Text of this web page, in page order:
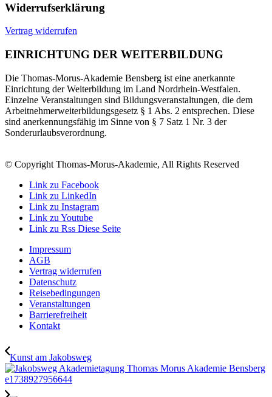
Widerrufserklärung
Vertrag widerrufen
EINRICHTUNG DER WEITERBILDUNG
Die Thomas-Morus-Akademie Bensberg ist eine anerkannte
Einrichtung der Weiterbildung im Land Nordrhein-Westfalen.
Einzelne Veranstaltungen sind Bildungsveranstaltungen, die dem
Arbeitnehmerweiterbildungsgesetz § 1 Abs. 2 entsprechen. Diese
sind anerkennungsfähig im Sinne von § 7 Satz 1 Nr. 3 der
Sonderurlaubsverordnung.
© Copyright Thomas-Morus-Akademie, All Rights Reserved
Link zu Facebook
Link zu LinkedIn
Link zu Instagram
Link zu Youtube
Link zu Rss Diese Seite
Impressum
AGB
Vertrag widerrufen
Datenschutz
Reisebedingungen
Veranstaltungen
Barrierefreiheit
Kontakt
Kunst am Jakobsweg